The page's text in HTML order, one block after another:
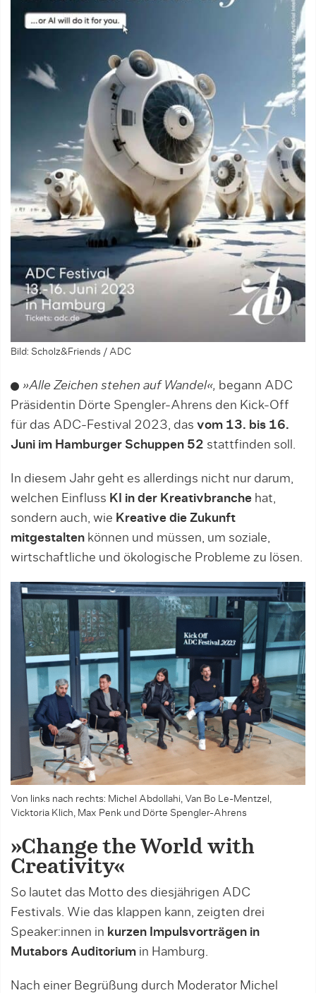
Bild: Scholz&Friends / ADC
»Alle Zeichen stehen auf Wandel«, begann ADC
Präsidentin Dörte Spengler-Ahrens den Kick-Off
für das ADC-Festival 2023, das vom 13. bis 16.
Juni im Hamburger Schuppen 52 stattfinden soll.
In diesem Jahr geht es allerdings nicht nur darum,
welchen Einfluss KI in der Kreativbranche hat,
sondern auch, wie Kreative die Zukunft
mitgestalten können und müssen, um soziale,
wirtschaftliche und ökologische Probleme zu lösen.
Von links nach rechts: Michel Abdollahi, Van Bo Le-Mentzel,
Vicktoria Klich, Max Penk und Dörte Spengler-Ahrens
»Change the World with
Creativity«
So lautet das Motto des diesjährigen ADC
Festivals. Wie das klappen kann, zeigten drei
Speaker:innen in kurzen Impulsvorträgen in
Mutabors Auditorium in Hamburg.
Nach einer Begrüßung durch Moderator Michel